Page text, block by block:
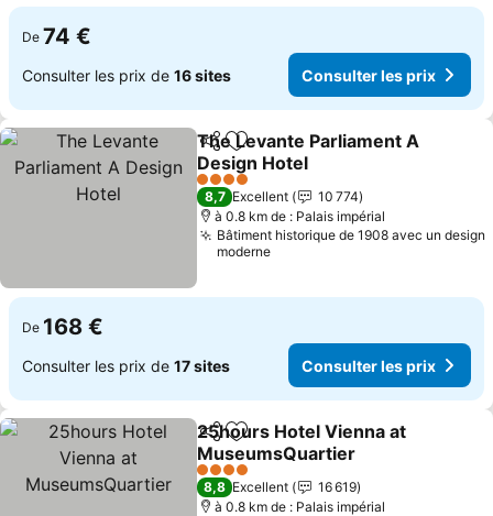
De 74 €
Consulter les prix de 16 sites Consulter les prix
PartagerAjouter à mes favoris
The Levante Parliament A
Design Hotel
Consulter les prix
4 Étoiles
8,7 Excellent
10 774
à 0.8 km de : Palais impérial
Bâtiment historique de 1908 avec un design
moderne
De 168 €
Consulter les prix de 17 sites Consulter les prix
PartagerAjouter à mes favoris
25hours Hotel Vienna at
MuseumsQuartier
Consulter les prix
4 Étoiles
8,8 Excellent
16 619
à 0.8 km de : Palais impérial